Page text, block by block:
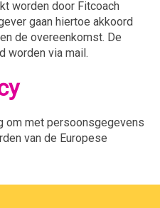
worden door Fitcoach
gaan hiertoe akkoord
de overeenkomst. De
worden via mail.
om met persoonsgegevens
van de Europese